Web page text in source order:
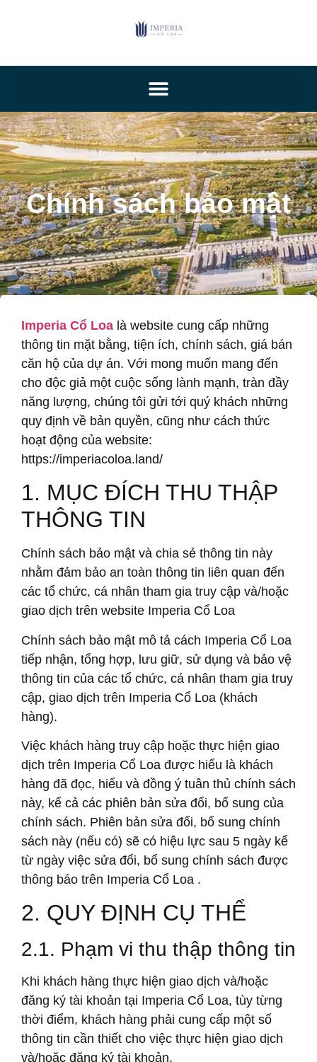
Chính sách bảo mật
Imperia Cổ Loa là website cung cấp những
thông tin mặt bằng, tiện ích, chính sách, giá bán
căn hộ của dự án. Với mong muốn mang đến
cho độc giả một cuộc sống lành mạnh, tràn đầy
năng lượng, chúng tôi gửi tới quý khách những
quy định về bản quyền, cũng như cách thức
hoạt động của website:
https://imperiacoloa.land/
1. MỤC ĐÍCH THU THẬP
THÔNG TIN
Chính sách bảo mật và chia sẻ thông tin này
nhằm đảm bảo an toàn thông tin liên quan đến
các tổ chức, cá nhân tham gia truy cập và/hoặc
giao dịch trên website Imperia Cổ Loa
Chính sách bảo mật mô tả cách Imperia Cổ Loa
tiếp nhận, tổng hợp, lưu giữ, sử dụng và bảo vệ
thông tin của các tổ chức, cá nhân tham gia truy
cập, giao dịch trên Imperia Cổ Loa (khách
hàng).
Việc khách hàng truy cập hoặc thực hiện giao
dịch trên Imperia Cổ Loa được hiểu là khách
hàng đã đọc, hiểu và đồng ý tuân thủ chính sách
này, kể cả các phiên bản sửa đổi, bổ sung của
chính sách. Phiên bản sửa đổi, bổ sung chính
sách này (nếu có) sẽ có hiệu lực sau 5 ngày kể
từ ngày việc sửa đổi, bổ sung chính sách được
thông báo trên Imperia Cổ Loa .
2. QUY ĐỊNH CỤ THỂ
2.1. Phạm vi thu thập thông tin
Khi khách hàng thực hiện giao dịch và/hoặc
đăng ký tài khoản tại Imperia Cổ Loa, tùy từng
thời điểm, khách hàng phải cung cấp một số
thông tin cần thiết cho việc thực hiện giao dịch
và/hoặc đăng ký tài khoản.